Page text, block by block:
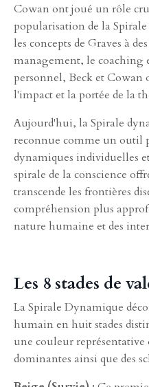
Cowan ont joué un rôle
popularisation de la
les concepts de Graves à
management, le coaching
personnel, Beck et
l'impact et la portée de la
Aujourd'hui, la Spirale
reconnue comme un outil
dynamiques individuelles
spirale de la conscience
transcende les frontières
compréhension plus
nature humaine et des
Les 8 stades de
La Spirale Dynamique
humain en huit stades
une couleur représentative
dominantes ainsi que des